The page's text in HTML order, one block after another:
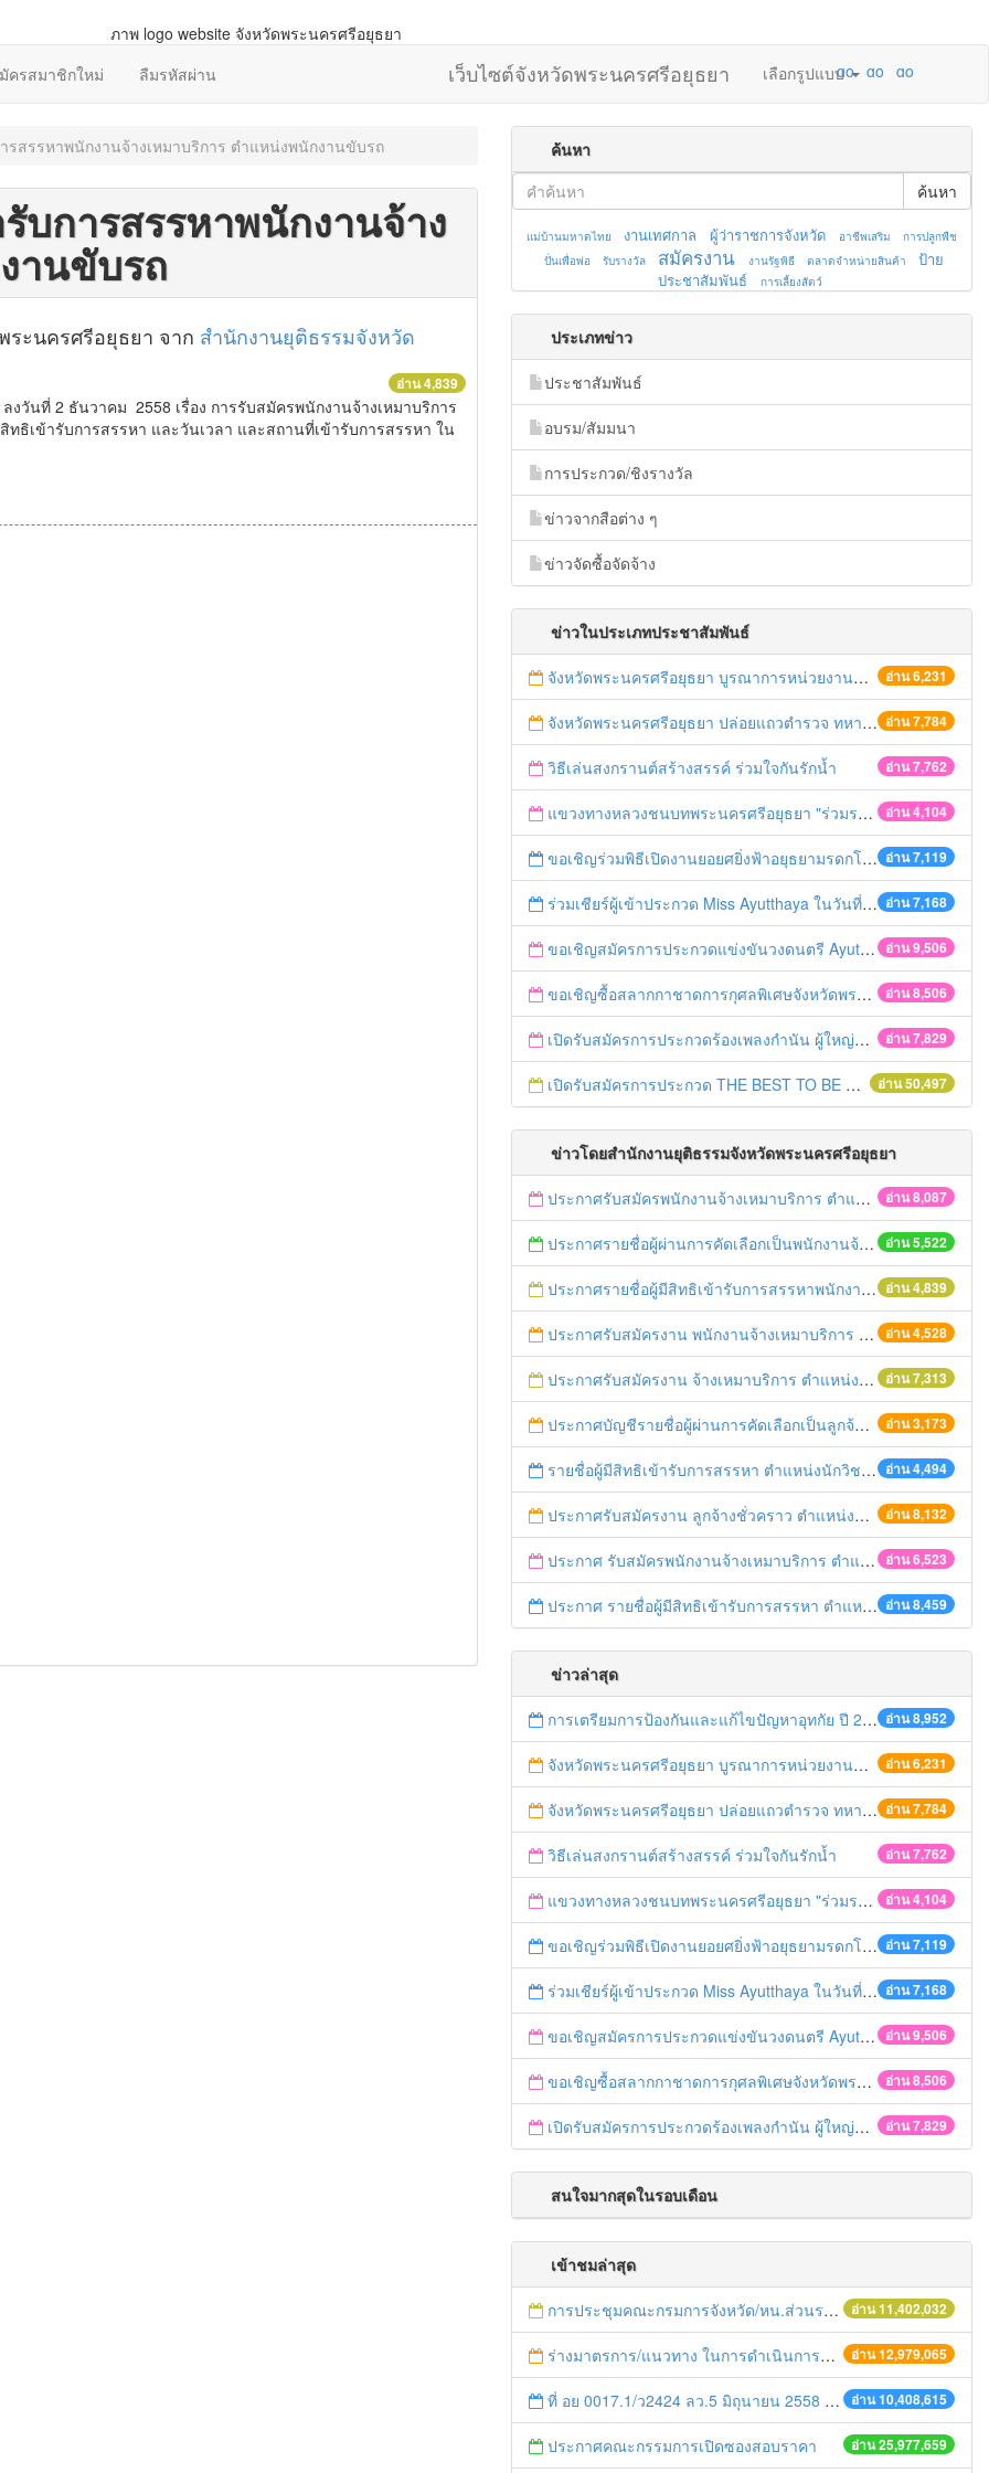
ครสมาชิกใหม่ ลืมรหัสผ่าน เว็บไซต์จังหวัดพระนครศรีอยุธยา เลือกรูปแบบ
รสรรหาพนักงานจ้างเหมาบริการ ตำแหน่งพนักงานขับรถ
บการสรรหาพนักงานจ้าง
านขับรถ
ระนครศรีอยุธยา จาก สำนักงานยุติธรรมจังหวัด
อ่าน 4,839
วันที่ 2 ธันวาคม 2558 เรื่อง การรับสมัครพนักงานจ้างเหมาบริการ
เข้ารับการสรรหา และวันเวลา และสถานที่เข้ารับการสรรหา ใน
ค้นหา
ค้นหา
แม่บ้านมหาดไทย งานเทศกาล ผู้ว่าราชการจังหวัด อาชีพเสริม
การปลูกพืช
ปั่นเพื่อพ่อ
รับรางวัล สมัครงาน งานรัฐพิธี ตลาดจำหน่ายสินค้า
ป้าย
ประชาสัมพันธ์
การเลี้ยงสัตว์
ประเภทข่าว
ประชาสัมพันธ์
อบรม/สัมมนา
การประกวด/ชิงรางวัล
ข่าวจากสือต่าง ๆ
ข่าวจัดซื้อจัดจ้าง
ข่าวในประเภทประชาสัมพันธ์
อ่าน 6,231
จังหวัดพระนครศรีอยุธยา บูรณาการหน่วยงานที่เกี่ยวข้อง ลงพื้นที่จัดระเบียบและดำเนินมาตรการตามบทลงโทษสูงสุดกับผู้ประกอบการร้านค้าที่ยังฝ่าฝืนตั้งร้านค้ารุกล้ำเขตพื้นที่ทางหลวง เตรียมความปลอดภัยก่อนเทศกาลสงกรานต์
อ่าน 7,784
จังหวัดพระนครศรีอยุธยา ปล่อยแถวตำรวจ ทหาร ฝ่ายปกครอง กว่า 100 นาย ตรวจเข้มท่ารถสาธารณะ สถานีขนส่งรถโดยสาร วินรถตู้ และสถานีรถไฟ เตรียมรับมือเทศกาลสงกรานต์
อ่าน 7,762
วิธีเล่นสงกรานต์สร้างสรรค์ ร่วมใจกันรักน้ำ
อ่าน 4,104
แขวงทางหลวงชนบทพระนครศรีอยุธยา "ร่วมรณรงค์ ขับช้า เปิดไฟหน้า คาดเข็มขัด" เทศกาลสงกรานต์ ปี 2561
อ่าน 7,119
ขอเชิญร่วมพิธีเปิดงานยอยศยิ่งฟ้าอยุธยามรดกโลก
อ่าน 7,168
ร่วมเชียร์ผู้เข้าประกวด Miss Ayutthaya ในวันที่ 15 ธันวาคม 2560
อ่าน 9,506
ขอเชิญสมัครการประกวดแข่งขันวงดนตรี Ayutthaya battle of the bands
อ่าน 8,506
ขอเชิญซื้อสลากกาชาดการกุศลพิเศษจังหวัดพระนครศรีอยุธยา 2560
อ่าน 7,829
เปิดรับสมัครการประกวดร้องเพลงกำนัน ผู้ใหญ่บ้าน ฯลฯ
อ่าน 50,497
เปิดรับสมัครการประกวด THE BEST TO BE NUMBER ONE
ข่าวโดยสำนักงานยุติธรรมจังหวัดพระนครศรีอยุธยา
อ่าน 8,087
ประกาศรับสมัครพนักงานจ้างเหมาบริการ ตำแหน่งนักบริหารจัดการงานยุติธรรม และตำแหน่งพนักงานทำความสะอาด
อ่าน 5,522
ประกาศรายชื่อผู้ผ่านการคัดเลือกเป็นพนักงานจ้างเหมาบริการ ตำแหน่งพนักงานขับรถ
อ่าน 4,839
ประกาศรายชื่อผู้มีสิทธิเข้ารับการสรรหาพนักงานจ้างเหมาบริการ ตำแหน่งพนักงานขับรถ
อ่าน 4,528
ประกาศรับสมัครงาน พนักงานจ้างเหมาบริการ ตำแหน่งพนักงานขับรถ
อ่าน 7,313
ประกาศรับสมัครงาน จ้างเหมาบริการ ตำแหน่งพนักงานขับรถ
อ่าน 3,173
ประกาศบัญชีรายชื่อผู้ผ่านการคัดเลือกเป็นลูกจ้างชั่วคราวตำแหน่งนักวิชาการยุติธรรม
อ่าน 4,494
รายชื่อผู้มีสิทธิเข้ารับการสรรหา ตำแหน่งนักวิชาการยุติธรรม
อ่าน 8,132
ประกาศรับสมัครงาน ลูกจ้างชั่วคราว ตำแหน่งนักวิชาการยุติธรรม
อ่าน 6,523
ประกาศ รับสมัครพนักงานจ้างเหมาบริการ ตำแหน่ง พนักงานขับรถ สำนักงานยุติธรรมจังหวัดพระนครศรีอยุธยา
อ่าน 8,459
ประกาศ รายชื่อผู้มีสิทธิเข้ารับการสรรหา ตำแหน่งนักบริหารจัดการงานยุติธรรม สำนักงานยุติธรรมจังหวัดพระนครศรีอยุธยา
ข่าวล่าสุด
อ่าน 8,952
การเตรียมการป้องกันและแก้ไขปัญหาอุทกัย ปี 2561
อ่าน 6,231
จังหวัดพระนครศรีอยุธยา บูรณาการหน่วยงานที่เกี่ยวข้อง ลงพื้นที่จัดระเบียบและดำเนินมาตรการตามบทลงโทษสูงสุดกับผู้ประกอบการร้านค้าที่ยังฝ่าฝืนตั้งร้านค้ารุกล้ำเขตพื้นที่ทางหลวง เตรียมความปลอดภัยก่อนเทศกาลสงกรานต์
อ่าน 7,784
จังหวัดพระนครศรีอยุธยา ปล่อยแถวตำรวจ ทหาร ฝ่ายปกครอง กว่า 100 นาย ตรวจเข้มท่ารถสาธารณะ สถานีขนส่งรถโดยสาร วินรถตู้ และสถานีรถไฟ เตรียมรับมือเทศกาลสงกรานต์
อ่าน 7,762
วิธีเล่นสงกรานต์สร้างสรรค์ ร่วมใจกันรักน้ำ
อ่าน 4,104
แขวงทางหลวงชนบทพระนครศรีอยุธยา "ร่วมรณรงค์ ขับช้า เปิดไฟหน้า คาดเข็มขัด" เทศกาลสงกรานต์ ปี 2561
อ่าน 7,119
ขอเชิญร่วมพิธีเปิดงานยอยศยิ่งฟ้าอยุธยามรดกโลก
อ่าน 7,168
ร่วมเชียร์ผู้เข้าประกวด Miss Ayutthaya ในวันที่ 15 ธันวาคม 2560
อ่าน 9,506
ขอเชิญสมัครการประกวดแข่งขันวงดนตรี Ayutthaya battle of the bands
อ่าน 8,506
ขอเชิญซื้อสลากกาชาดการกุศลพิเศษจังหวัดพระนครศรีอยุธยา 2560
อ่าน 7,829
เปิดรับสมัครการประกวดร้องเพลงกำนัน ผู้ใหญ่บ้าน ฯลฯ
สนใจมากสุดในรอบเดือน
เข้าชมล่าสุด
อ่าน 11,402,032
การประชุมคณะกรมการจังหวัด/หน.ส่วนราชการประจำเดือน มิถุนายน 2558
อ่าน 12,979,065
ร่างมาตรการ/แนวทาง ในการดำเนินการประกอบการตรวจราชการแบบบูรณาการ
อ่าน 10,408,615
ที่ อย 0017.1/ว2424 ลว.5 มิถุนายน 2558 เรื่อง แจ้งกำหนดตรวจประเมินและให้คะแนนหน่วยงานที่สมัครเข้าร่วมโครงการพัฒนาหน่วยงานต้นแบบในการจัดตั้งศูนย์ข้อมูลข่าวสารของราชการฯ ประจำปีงบประมาณ พ.ศ. 2558
อ่าน 25,977,659
ประกาศคณะกรรมการเปิดซองสอบราคา